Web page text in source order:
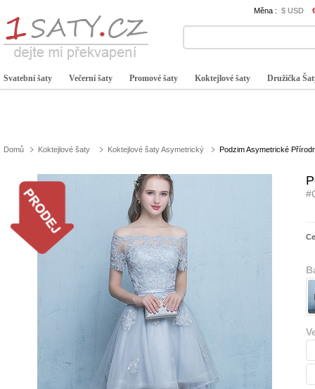
Měna : $ USD
Svatební šaty Večerní šaty Promové šaty Koktejlové šaty Družička
Domů Koktejlové šaty Koktejlové šaty Asymetrický Podzim Asymetrické